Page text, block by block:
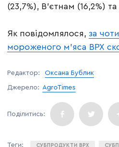
(23,7%), В’єтнам (16,2%)
Як повідомлялося, за
мороженого м’яса ВРХ
Редактор: Оксана Бублик
Джерело: AgroTimes
СУБПРОДУКТИ ВРХ